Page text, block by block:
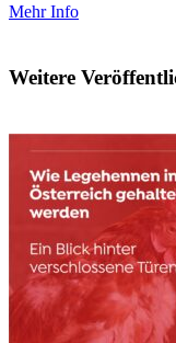
Mehr Info
Weitere